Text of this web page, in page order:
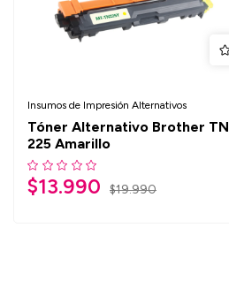
Insumos de Impresión Alternativos
Tóner Alternativo Brother TN
225 Amarillo
$19.990
$13.990